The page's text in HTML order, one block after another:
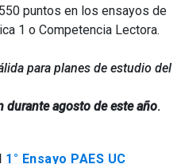
puntos en los ensayos de
1 o Competencia Lectora.
para planes de estudio del
durante agosto de este año.
1° Ensayo PAES UC